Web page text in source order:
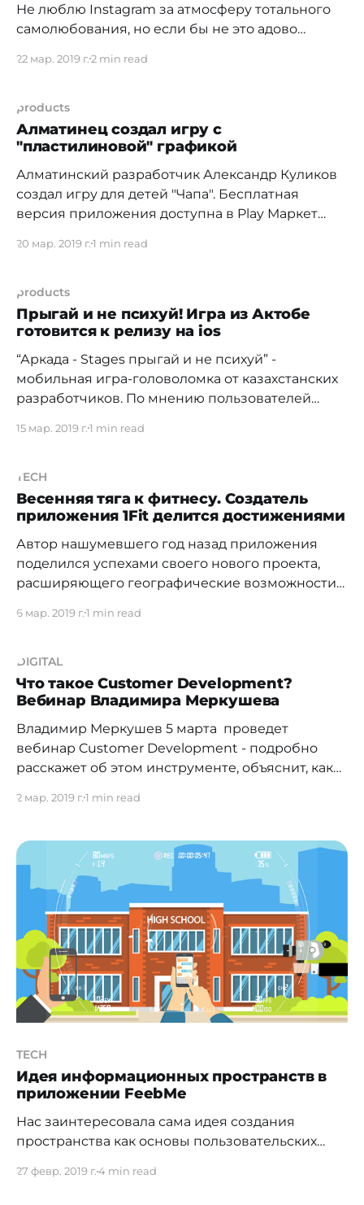
Не люблю Instagram за атмосферу тотального
самолюбования, но если бы не это адово
пропустил замечательный аккаунт
транспорта. Поводом для внимательного
изучения работ колледжистов стала случайная
встреча с Ерсином Тукановым на алматинском
терренкуре. Я как раз добирался домой верхом
на "етвове", без
22 мар. 2019 г.2 min read
products
Алматинец создал игру с
"пластилиновой" графикой
Алматинский разработчик Александр Куликов
создал игру для детей "Чапа". Бесплатная
версия приложения доступна в Play Маркет
id=com.Wormclay.ChapaDemo]. Игра-сказка
Чапу, который ищет друзей. Сказку можно
читать самостоятельно, либо выбрать режим
аудиокниги. История поделена на 7 частей
(вечеров)
20 мар. 2019 г.1 min read
products
Прыгай и не психуй! Игра из Актобе
готовится к релизу на ios
“Аркада - Stages прыгай и не психуй” -
мобильная игра-головоломка от казахстанских
разработчиков. По мнению пользователей
интересным геймплеем В Google Play
id=com.bhgamestudio.phasesparttwo] игра
вышла еще летом прошлого года, в данный
момент разрабатывается версия под телефоны
15 мар. 2019 г.1 min read
TECH
Весенняя тяга к фитнесу. Создатель
приложения 1Fit делится достижениями
Автор нашумевшего год назад приложения
поделился успехами своего нового проекта,
расширяющего географические возможности
bluescreen.kz писал в развернутом интервью,
развитием довольно интересного проекта в
энергично растущем сегменте доступных
фитнес-залов: "Мурат Алиханов о том, как
6 мар. 2019 г.1 min read
DIGITAL
Что такое Customer Development?
Вебинар Владимира Меркушева
Владимир Меркушев 5 марта проведет
вебинар Customer Development - подробно
расскажет об этом инструменте, объяснит, как
полученную из интервью информацию. Спикер
интернет-проектами, вел дела на рынках
Великобритании, России, Казахстана.
Занимается Agile разработкой, юзабилити
тестированием и проектированием продуктов
на базе пользовательского
2 мар. 2019 г.1 min read
TECH
Идея информационных пространств в
приложении FeebMe
Нас заинтересовала сама идея создания
пространства как основы пользовательских
приложения от других решений в сфере IoT
27 февр. 2019 г.4 min read